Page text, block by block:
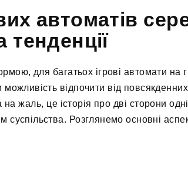
автоматів
тенденції
для багатьох ігрові автомати на
відпочити від
жаль, це історія про дві сторони
Розглянемо основні